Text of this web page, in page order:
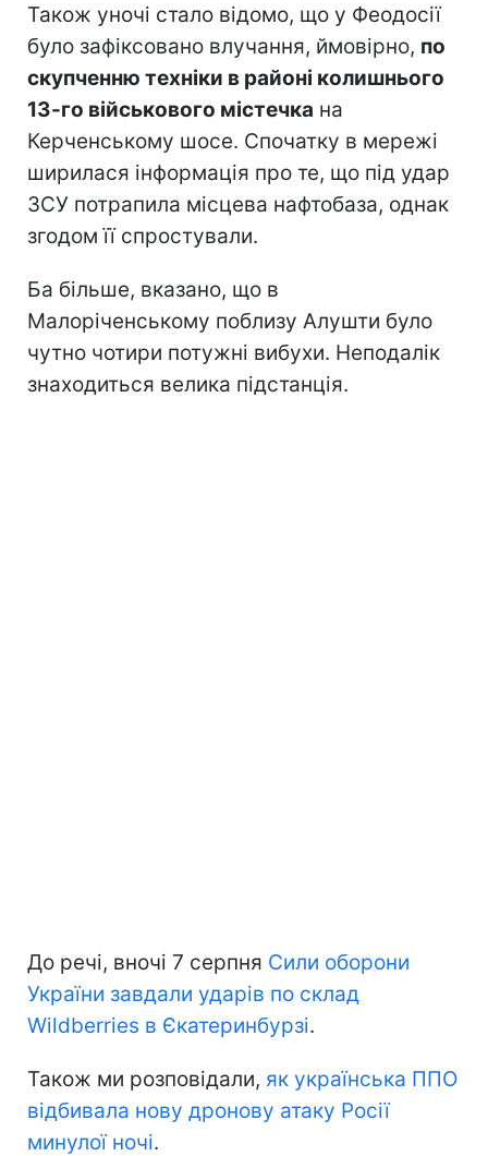
Також уночі стало відомо, що у Феодосії
було зафіксовано влучання, ймовірно, по
скупченню техніки в районі колишнього
13-го військового містечка на
Керченському шосе. Спочатку в мережі
ширилася інформація про те, що під удар
ЗСУ потрапила місцева нафтобаза, однак
згодом її спростували.
Ба більше, вказано, що в
Малоріченському поблизу Алушти було
чутно чотири потужні вибухи. Неподалік
знаходиться велика підстанція.
До речі, вночі 7 серпня Сили оборони
України завдали ударів по склад
Wildberries в Єкатеринбурзі.
Також ми розповідали, як українська ППО
відбивала нову дронову атаку Росії
минулої ночі.